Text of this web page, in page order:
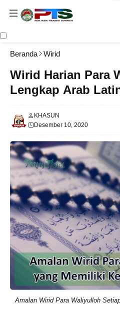
Beranda Wirid
Wirid Harian Para
Lengkap Arab
KHASUN
Desember 10, 2020
Amalan Wirid Para Waliyulloh